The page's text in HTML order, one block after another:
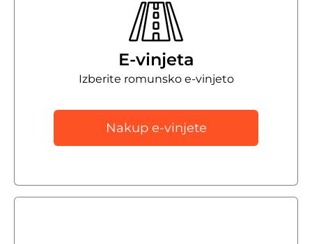
E-vinjeta
Izberite romunsko e-vinjeto
Nakup e-vinjete